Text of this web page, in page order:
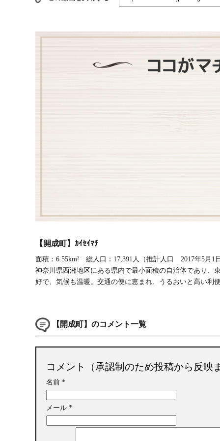
【開成町】ｶｲｾｲﾏﾁ
面積：6.55km² 総人口：17,391人（推計人口 2017年5月1
神奈川県西湘地区にある県内で最小面積の自治体であり、
好で、気候も温暖。交通の便に恵まれ、うるおいと高い利
【開成町】のコメント一覧
コメント（承認制のため投稿から反映
名前 *
メール *